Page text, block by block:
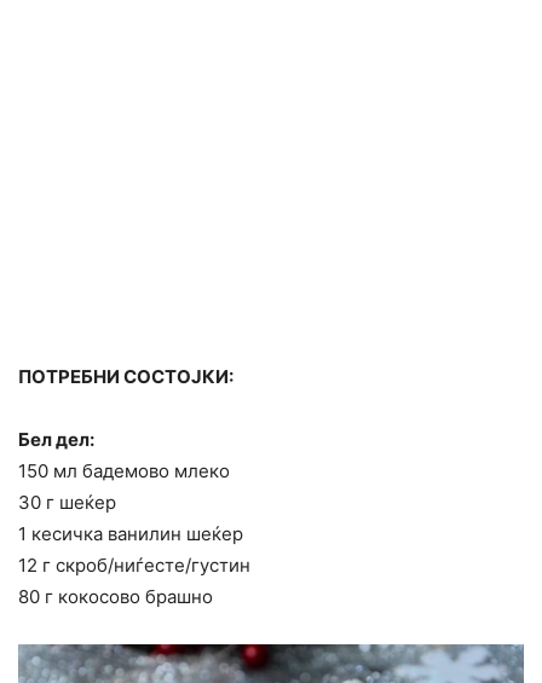
ПОТРЕБНИ СОСТОЈКИ:
Бел дел:
150 мл бадемово млеко
30 г шеќер
1 кесичка ванилин шеќер
12 г скроб/ниѓесте/густин
80 г кокосово брашно